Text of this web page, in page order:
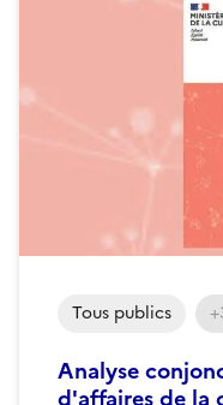
Analyse
d'affaires de la
Tous publics